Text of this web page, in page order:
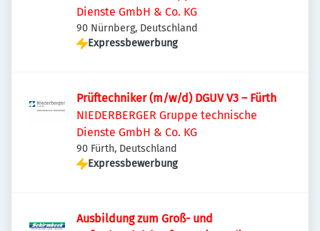
Dienste GmbH & Co. KG
90 Nürnberg, Deutschland
Expressbewerbung
Prüftechniker (m/w/d) DGUV V3 – Fürth
NIEDERBERGER Gruppe technische
Dienste GmbH & Co. KG
90 Fürth, Deutschland
Expressbewerbung
Ausbildung zum Groß- und